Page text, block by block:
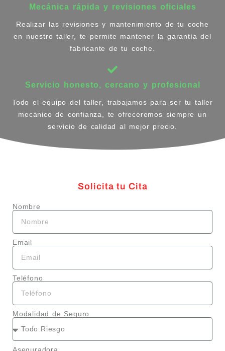
Mecánica rápida y revisiones oficiales
Realizar las revisiones y mantenimiento de tu coche
en nuestro taller, te permite mantener la garantía del
fabricante de tu coche.
Servicio honesto, cercano y profesional
Todo el equipo del taller, trabajamos para ser tu taller
mecánico de confianza, te ofreceremos siempre un
servicio de calidad al mejor precio.
Solicita tu Cita
Nombre
Email
Teléfono
Modalidad de Seguro
Aseguradora